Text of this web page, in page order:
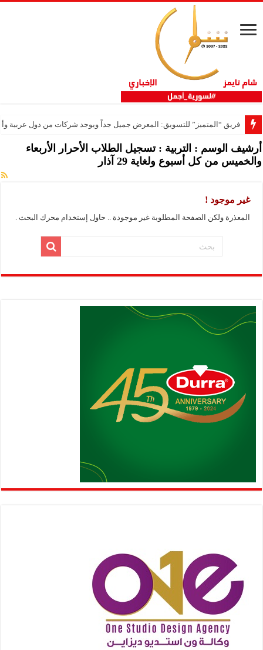
فريق “المتميز” للتسويق: المعرض جميل جداً ويوجد شركات من دول عربية
أرشيف الوسم : التربية : تسجيل الطلاب الأحرار الأربعاء
والخميس من كل أسبوع ولغاية 29 آذار
غير موجود !
المعذرة ولكن الصفحة المطلوبة غير موجودة .. حاول إستخدام محرك البحث .